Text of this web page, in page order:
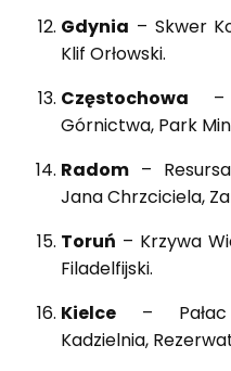
Gdynia – Skwer
Klif Orłowski.
Częstochowa –
Górnictwa, Park
Radom –
Jana Chrzciciela,
Toruń – Krzywa
Filadelfijski.
Kielce – Pałac
Kadzielnia,